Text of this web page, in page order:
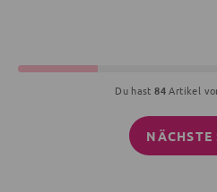
Du hast84Artikel
NÄCHSTE